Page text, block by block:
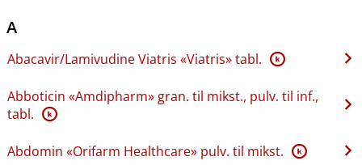
A
Abacavir​/​Lamivudine Viatris «Viatris» tabl. K
Abboticin «Amdipharm» gran. til mikst., pulv. til inf.,
tabl. K
Abdomin «Orifarm Healthcare» pulv. til mikst. K